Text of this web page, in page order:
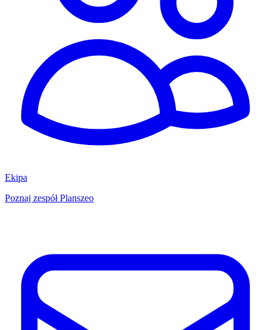
Ekipa
Poznaj zespół Planszeo